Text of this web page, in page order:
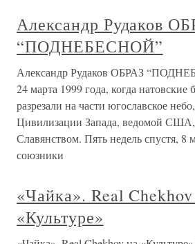
Александр Рудаков
“ПОДНЕБЕСНОЙ”
Александр Рудаков ОБРАЗ
24 марта 1999 года, когда
разрезали на части югославское
Цивилизации Запада, ведомой
Славянством. Пять недель спустя,
союзники
«Чайка». Real
«Культуре»